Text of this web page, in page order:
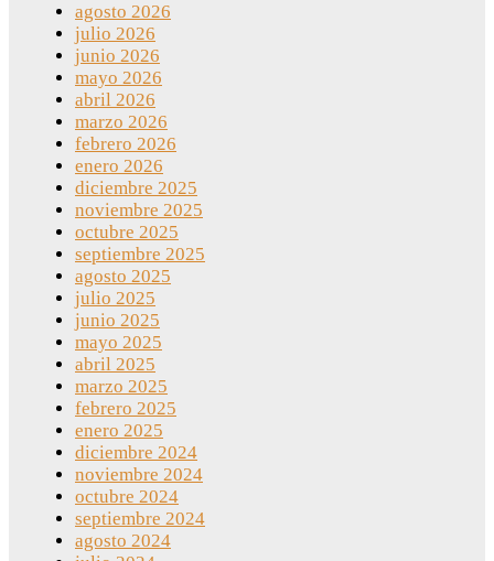
agosto 2026
julio 2026
junio 2026
mayo 2026
abril 2026
marzo 2026
febrero 2026
enero 2026
diciembre 2025
noviembre 2025
octubre 2025
septiembre 2025
agosto 2025
julio 2025
junio 2025
mayo 2025
abril 2025
marzo 2025
febrero 2025
enero 2025
diciembre 2024
noviembre 2024
octubre 2024
septiembre 2024
agosto 2024